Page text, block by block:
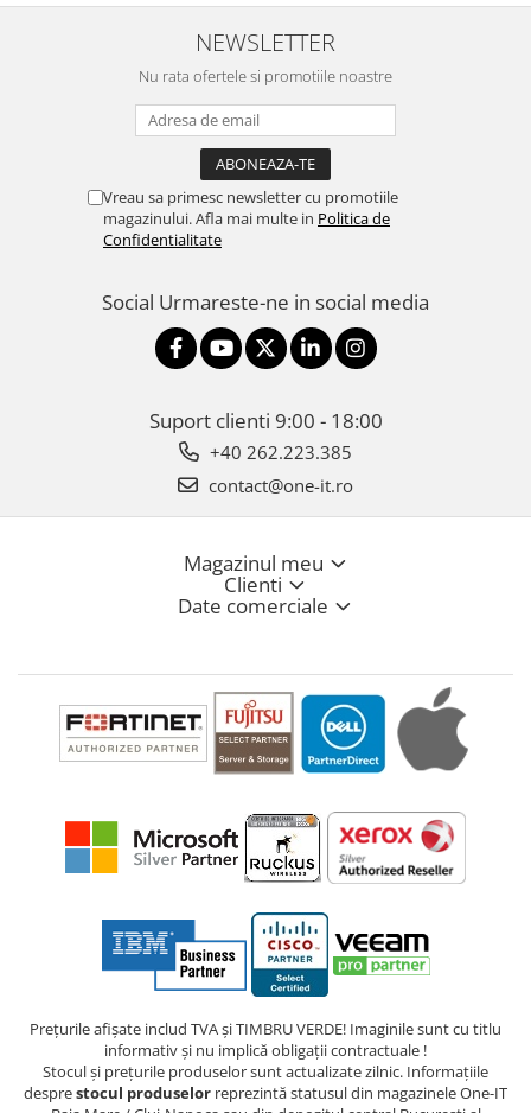
NEWSLETTER
Nu rata ofertele si promotiile noastre
Vreau sa primesc newsletter cu promotiile
magazinului. Afla mai multe in Politica de
Confidentialitate
Social Urmareste-ne in social media
Suport clienti 9:00 - 18:00
+40 262.223.385
contact@one-it.ro
Magazinul meu
Clienti
Date comerciale
Prețurile afișate includ TVA și TIMBRU VERDE! Imaginile sunt cu titlu
informativ și nu implică obligații contractuale !
Stocul și prețurile produselor sunt actualizate zilnic. Informațiile
desprestocul produselor reprezintă statusul din magazinele One-IT